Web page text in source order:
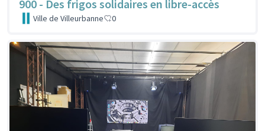
900 - Des frigos solidaires en libre-accès
Ville de Villeurbanne 0